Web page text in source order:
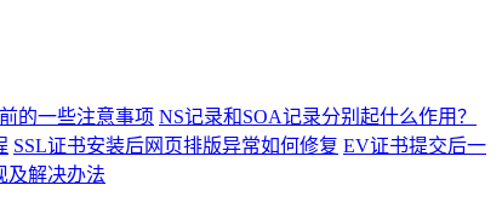
的一些注意事项 NS记录和SOA记录分别起什么作用？
SSL证书安装后网页排版异常如何修复 EV证书提交后一
及解决办法